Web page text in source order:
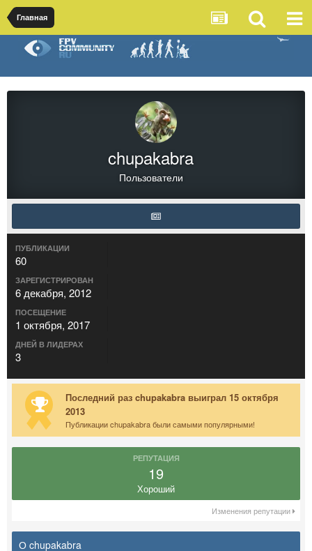
Главная
chupakabra
Пользователи
ПУБЛИКАЦИИ
60
ЗАРЕГИСТРИРОВАН
6 декабря, 2012
ПОСЕЩЕНИЕ
1 октября, 2017
ДНЕЙ В ЛИДЕРАХ
3
Последний раз chupakabra выиграл 15 октября
2013
Публикации chupakabra были самыми популярными!
РЕПУТАЦИЯ
19
Хороший
Изменения репутации
О chupakabra